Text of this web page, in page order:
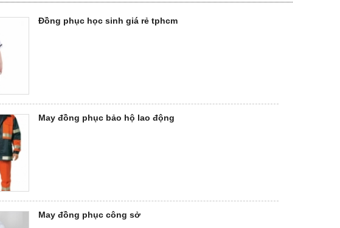
Đồng phục học sinh giá rẻ tphcm
May đồng phục bảo hộ lao động
May đồng phục công sở